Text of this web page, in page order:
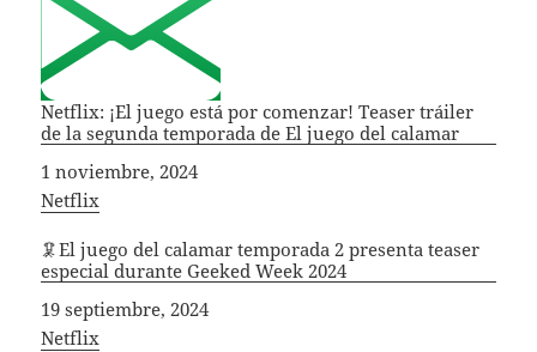
Netflix: ¡El juego está por comenzar! Teaser tráiler
de la segunda temporada de El juego del calamar
Fecha
1 noviembre, 2024
In relation to
Netflix
🦑El juego del calamar temporada 2 presenta teaser
especial durante Geeked Week 2024
Fecha
19 septiembre, 2024
In relation to
Netflix